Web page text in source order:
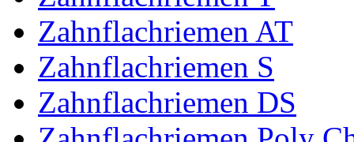
Zahnflachriemen AT
Zahnflachriemen S
Zahnflachriemen DS